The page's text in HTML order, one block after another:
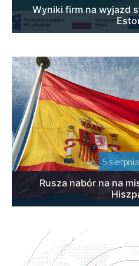
Wyniki firm na wyjazd
5
Rusza nabór na na